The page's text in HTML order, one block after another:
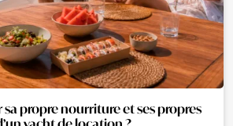
propre nourriture et ses propres